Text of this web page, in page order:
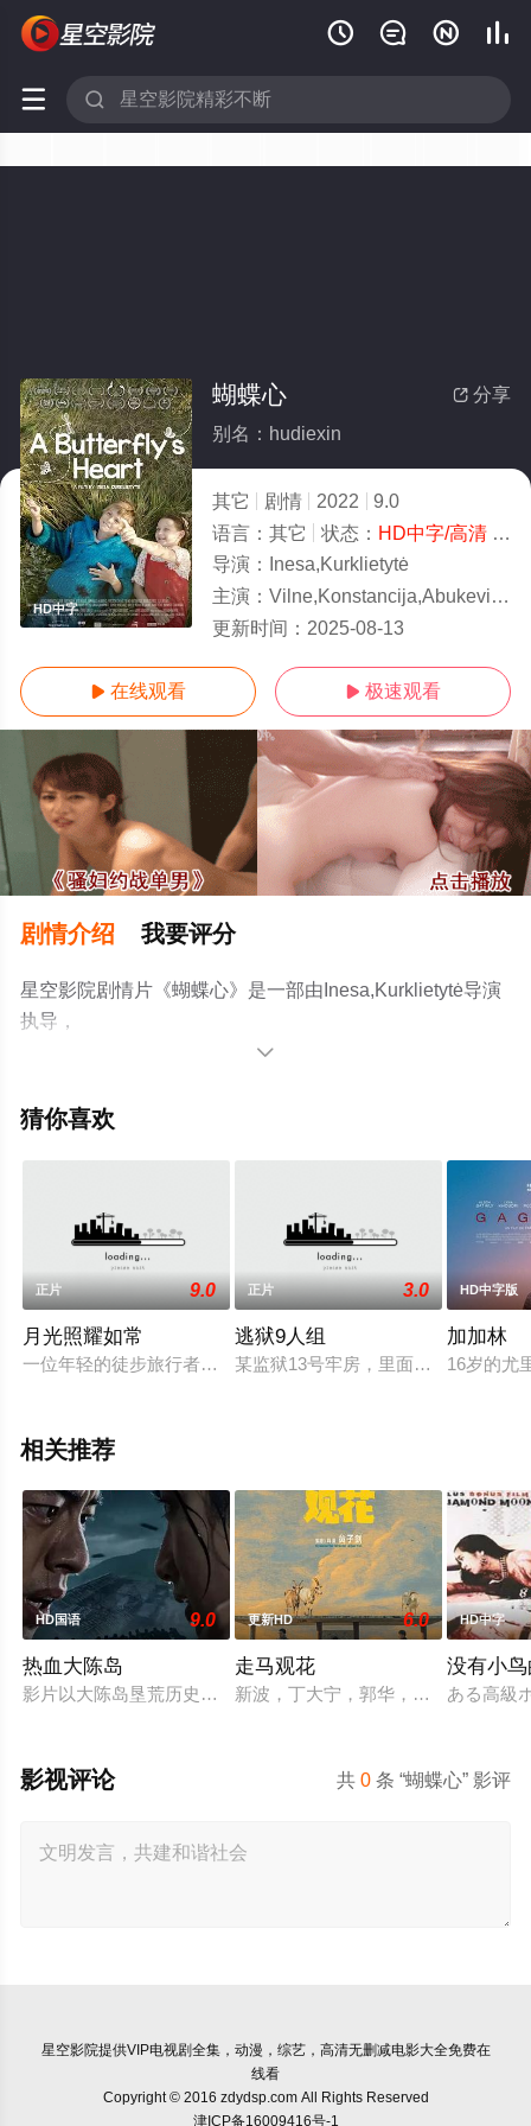
   
 
HD中字
 分享
蝴蝶心
别名：hudiexin
其它 剧情 2022
9.0
语言： 其它 状态： HD中字/高清- 免费在线观看
导演：
Inesa,Kurklietytė
主演： Vilne,Konstancija,Abukeviciute,Mindaugas,Balabonas,Egle,Jackaite,Ga
更新时间： 2025-08-13
 在线观看  极速观看
剧情介绍 我要评分
星空影院剧情片《蝴蝶心》是一部由Inesa,Kurklietytė导演
执导，
整版电影大全就上星空电影网，更多相关信息可移步至豆

猜你喜欢
正片 9.0
月光照耀如常
一位年轻的徒步旅行者在阿巴拉契亚小径上迷路后偶然发现了
正片 3.0
逃狱9人组
某监狱13号牢房，里面住着10个背
HD中字版
加加林
16岁的尤
相关推荐
HD国语 9.0
热血大陈岛
影片以大陈岛垦荒历史为创作底色，在尊重历史真实性的前提
更新HD 6.0
走马观花
新波，丁大宁，郭华，程一木他们毕
HD中字
没有小
ある高級
共0 条 “蝴蝶心” 影评
影视评论
星空影院提供VIP电视剧全集，动漫，综艺，高清无删减电影大全免费在
线看
Copyright © 2016 zdydsp.com All Rights Reserved
津ICP备16009416号-1